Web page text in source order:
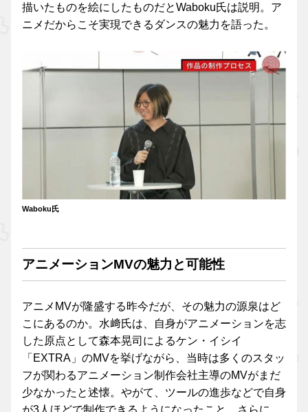
描いたものを絵にしたものだとWaboku氏は説明。ア
ニメだからこそ実現できるダンスの魅力を語った。
Waboku氏
アニメーションMVの魅力と可能性
アニメMVが隆盛する昨今だが、その魅力の源泉はど
こにあるのか。水﨑氏は、自身がアニメーションを志
した原点として森本晃司によるケン・イシイ
「EXTRA」のMVを挙げながら、当時は多くのスタッ
フが関わるアニメーション制作会社主導のMVがまだ
少なかったと述懐。やがて、ツールの進歩などで自身